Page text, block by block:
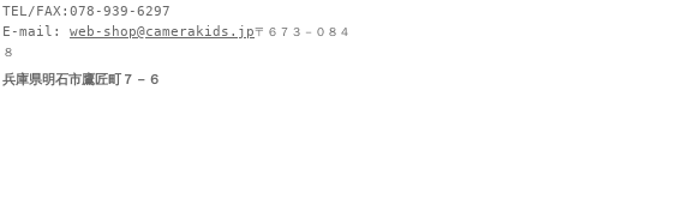
TEL/FAX:078-939-6297
E-mail: web-shop@camerakids.jp〒６７３－０８４
８
兵庫県明石市鷹匠町７－６